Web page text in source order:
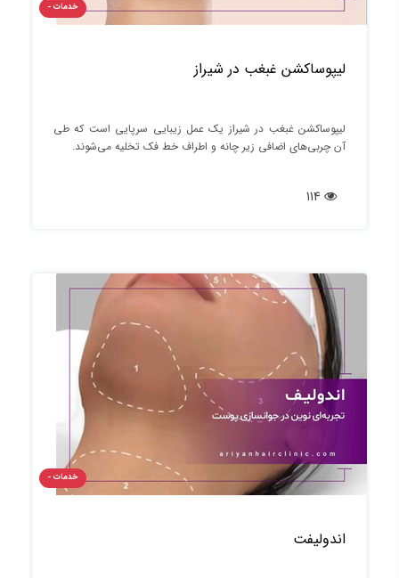
خدمات -
لیپوساکشن غبغب در شیراز
لیپوساکشن غبغب در شیراز یک عمل زیبایی سرپایی است که طی
آن چربی‌های اضافی زیر چانه و اطراف خط فک تخلیه می‌شوند.
خدمات -
اندولیفت